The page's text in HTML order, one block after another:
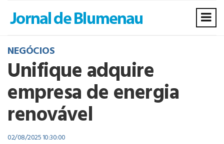
NEGÓCIOS
Unifique adquire
empresa de energia
renovável
02/08/2025 10:30:00